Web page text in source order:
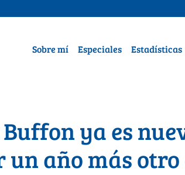
Sobre mí Especiales Estadísticas
ya es
un año más